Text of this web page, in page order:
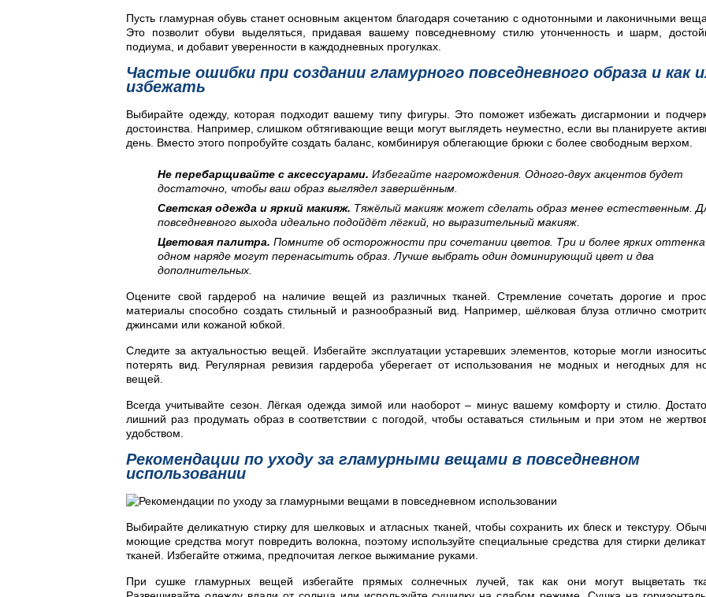
Пусть гламурная обувь станет основным акцентом благодаря сочетанию с однотонными и лаконичными
Это позволит обуви выделяться, придавая вашему повседневному стилю утонченность и шарм,
подиума, и добавит уверенности в каждодневных прогулках.
Частые ошибки при создании гламурного повседневного образа и как
избежать
Выбирайте одежду, которая подходит вашему типу фигуры. Это поможет избежать дисгармонии и
достоинства. Например, слишком обтягивающие вещи могут выглядеть неуместно, если вы планируете
день. Вместо этого попробуйте создать баланс, комбинируя облегающие брюки с более свободным верхом.
Не перебарщивайте с аксессуарами. Избегайте нагромождения. Одного-двух акцентов будет
достаточно, чтобы ваш образ выглядел завершённым.
Светская одежда и яркий макияж. Тяжёлый макияж может сделать образ менее естественным.
повседневного выхода идеально подойдёт лёгкий, но выразительный макияж.
Цветовая палитра. Помните об осторожности при сочетании цветов. Три и более ярких оттенка
одном наряде могут перенасытить образ. Лучше выбрать один доминирующий цвет и два
дополнительных.
Оцените свой гардероб на наличие вещей из различных тканей. Стремление сочетать дорогие и
материалы способно создать стильный и разнообразный вид. Например, шёлковая блуза отлично
джинсами или кожаной юбкой.
Следите за актуальностью вещей. Избегайте эксплуатации устаревших элементов, которые могли
потерять вид. Регулярная ревизия гардероба уберегает от использования не модных и негодных для
вещей.
Всегда учитывайте сезон. Лёгкая одежда зимой или наоборот – минус вашему комфорту и стилю.
лишний раз продумать образ в соответствии с погодой, чтобы оставаться стильным и при этом не
удобством.
Рекомендации по уходу за гламурными вещами в повседневном
использовании
Выбирайте деликатную стирку для шелковых и атласных тканей, чтобы сохранить их блеск и текстуру.
моющие средства могут повредить волокна, поэтому используйте специальные средства для стирки
тканей. Избегайте отжима, предпочитая легкое выжимание руками.
При сушке гламурных вещей избегайте прямых солнечных лучей, так как они могут выцветать